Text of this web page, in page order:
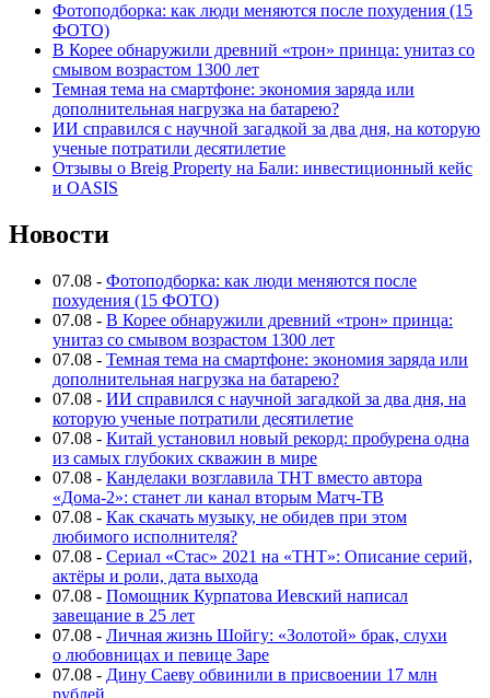
Фотоподборка: как люди меняются после похудения (15
ФОТО)
В Корее обнаружили древний «трон» принца: унитаз со
смывом возрастом 1300 лет
Темная тема на смартфоне: экономия заряда или
дополнительная нагрузка на батарею?
ИИ справился с научной загадкой за два дня, на которую
ученые потратили десятилетие
Отзывы о Breig Property на Бали: инвестиционный кейс
и OASIS
Новости
07.08 - Фотоподборка: как люди меняются после
похудения (15 ФОТО)
07.08 - В Корее обнаружили древний «трон» принца:
унитаз со смывом возрастом 1300 лет
07.08 - Темная тема на смартфоне: экономия заряда или
дополнительная нагрузка на батарею?
07.08 - ИИ справился с научной загадкой за два дня, на
которую ученые потратили десятилетие
07.08 - Китай установил новый рекорд: пробурена одна
из самых глубоких скважин в мире
07.08 - Канделаки возглавила ТНТ вместо автора
«Дома-2»: станет ли канал вторым Матч-ТВ
07.08 - Как скачать музыку, не обидев при этом
любимого исполнителя?
07.08 - Сериал «Стас» 2021 на «ТНТ»: Описание серий,
актёры и роли, дата выхода
07.08 - Помощник Курпатова Иевский написал
завещание в 25 лет
07.08 - Личная жизнь Шойгу: «Золотой» брак, слухи
о любовницах и певице Заре
07.08 - Дину Саеву обвинили в присвоении 17 млн
рублей